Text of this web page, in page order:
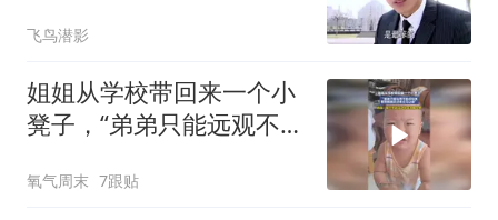
飞鸟潜影
姐姐从学校带回来一个小
凳子，“弟弟只能远观不能
立马让座”
氧气周末 7跟贴